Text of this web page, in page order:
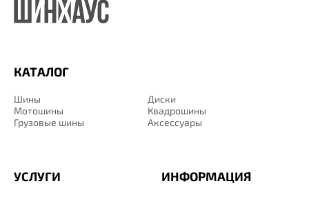
КАТАЛОГ
Шины
Диски
Мотошины
Квадрошины
Грузовые шины
Аксессуары
ИНФОРМАЦИЯ
УСЛУГИ